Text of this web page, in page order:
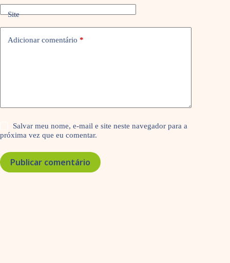
Site
Adicionar comentário *
Salvar meu nome, e-mail e site neste navegador para a
próxima vez que eu comentar.
Publicar comentário